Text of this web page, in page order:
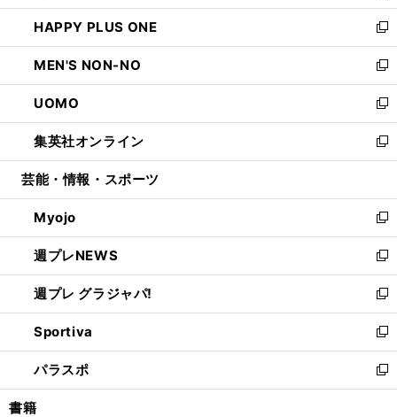
開
く
ウ
で
開
く
ン
ド
ウ
で
開
く
ウ
ィ
ン
ド
ウ
で
開
く
し
い
ウ
ィ
ン
ド
ウ
で
開
HAPPY PLUS ONE
新
し
い
ウ
ィ
ン
ド
ウ
開
く
MEN'S NON-NO
新
し
い
ウ
ィ
ン
ウ
で
開
く
UOMO
新
し
い
ウ
ン
ド
ウ
で
開
く
集英社オンライン
新
し
ウ
ィ
ン
ド
ウ
で
開
く
芸能・情報・スポーツ
Myojo
新
し
い
ウ
ィ
ン
ド
ウ
で
開
週プレNEWS
新
し
い
ウ
ィ
ン
ド
ウ
週プレ グラジャパ!
新
し
い
ウ
ィ
ン
Sportiva
新
し
い
ウ
パラスポ
新
し
書籍